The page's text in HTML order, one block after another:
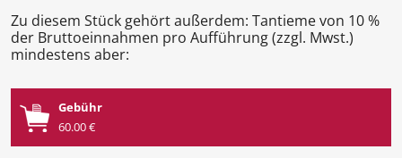
Zu diesem Stück gehört außerdem: Tantieme von 10 %
der Bruttoeinnahmen pro Aufführung (zzgl. Mwst.)
mindestens aber:
Gebühr
60.00 €